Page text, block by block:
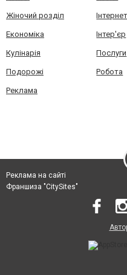
Жіночий розділ Інтернет
Економіка Інтер'єр
Кулінарія Послуги
Подорожі Робота
Реклама
Реклама на сайті
Франшиза "CitySites"